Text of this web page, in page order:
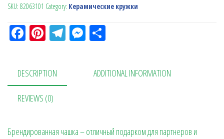
SKU: 82063101 Category: Керамические кружки
Fa
bo
ok
Pi
er
es
t
Te
a
M
se
n
ра
в
DESCRIPTION ADDITIONAL INFORMATION
REVIEWS (0)
Брендированная чашка – отличный подарком для партнеров и